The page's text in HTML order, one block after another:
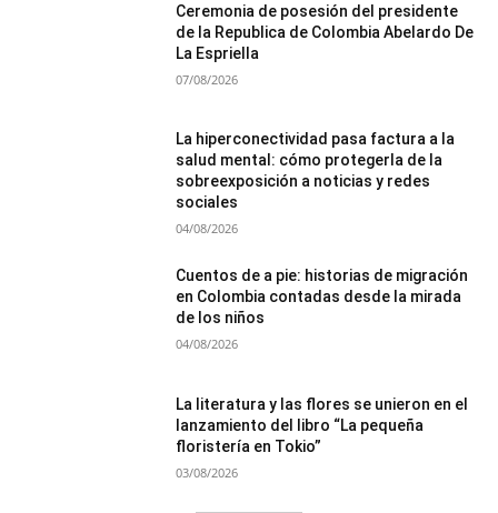
Ceremonia de posesión del presidente
de la Republica de Colombia Abelardo De
La Espriella
07/08/2026
La hiperconectividad pasa factura a la
salud mental: cómo protegerla de la
sobreexposición a noticias y redes
sociales
04/08/2026
Cuentos de a pie: historias de migración
en Colombia contadas desde la mirada
de los niños
04/08/2026
La literatura y las flores se unieron en el
lanzamiento del libro “La pequeña
floristería en Tokio”
03/08/2026